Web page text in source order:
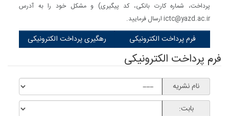
پرداخت، شماره کارت بانکی، کد پیگیری) و مشکل خود را به آدرس
ictc@yazd.ac.ir ارسال فرمایید.
فرم پرداخت الکترونیکی
نام نشریه
بابت: